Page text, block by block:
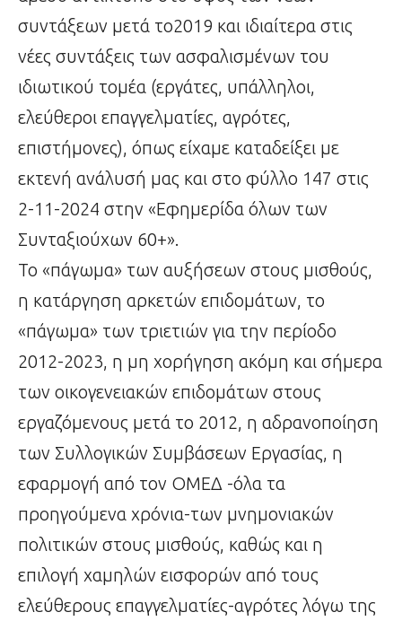
συντάξεων μετά το2019 και ιδιαίτερα στις
νέες συντάξεις των ασφαλισμένων του
ιδιωτικού τομέα (εργάτες, υπάλληλοι,
ελεύθεροι επαγγελματίες, αγρότες,
επιστήμονες), όπως είχαμε καταδείξει με
εκτενή ανάλυσή μας και στο φύλλο 147 στις
2-11-2024 στην «Εφημερίδα όλων των
Συνταξιούχων 60+».
Το «πάγωμα» των αυξήσεων στους μισθούς,
η κατάργηση αρκετών επιδομάτων, το
«πάγωμα» των τριετιών για την περίοδο
2012-2023, η μη χορήγηση ακόμη και σήμερα
των οικογενειακών επιδομάτων στους
εργαζόμενους μετά το 2012, η αδρανοποίηση
των Συλλογικών Συμβάσεων Εργασίας, η
εφαρμογή από τον ΟΜΕΔ -όλα τα
προηγούμενα χρόνια-των μνημονιακών
πολιτικών στους μισθούς, καθώς και η
επιλογή χαμηλών εισφορών από τους
ελεύθερους επαγγελματίες-αγρότες λόγω της